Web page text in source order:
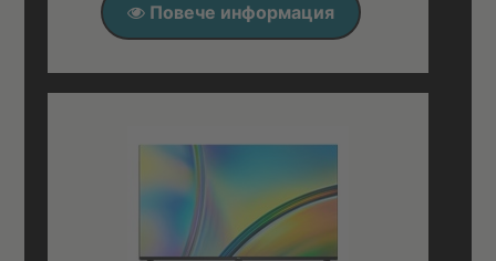
Повече информация